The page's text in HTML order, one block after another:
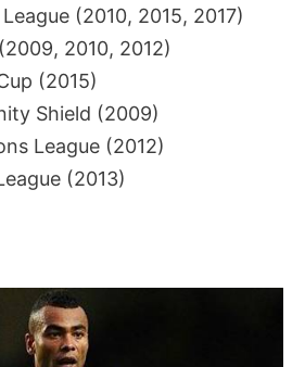
(2010, 2015, 2017)
2010, 2012)
(2015)
Shield (2009)
League (2012)
(2013)